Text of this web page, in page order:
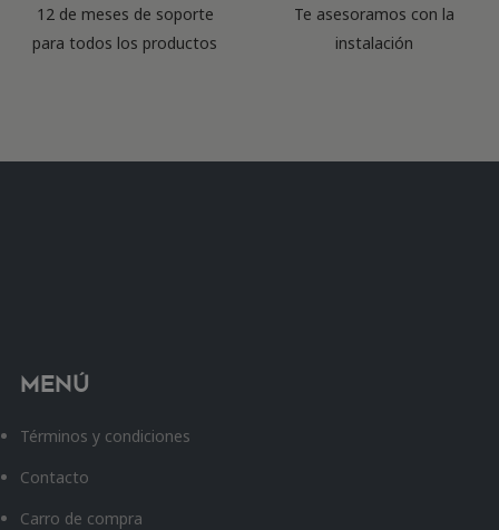
12 de meses de soporte
para todos los productos
Te asesoramos con la
instalación
Menú
Términos y condiciones
Contacto
Carro de compra